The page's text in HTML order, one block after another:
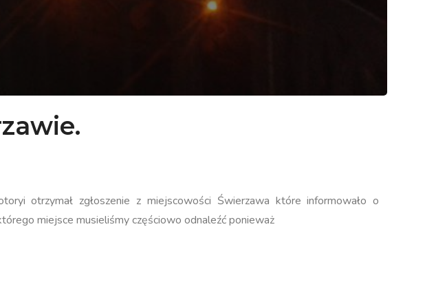
otrzymał zgłoszenie z miejscowości Świerzawa które informowało o
miejsce musieliśmy częściowo odnaleźć ponieważ